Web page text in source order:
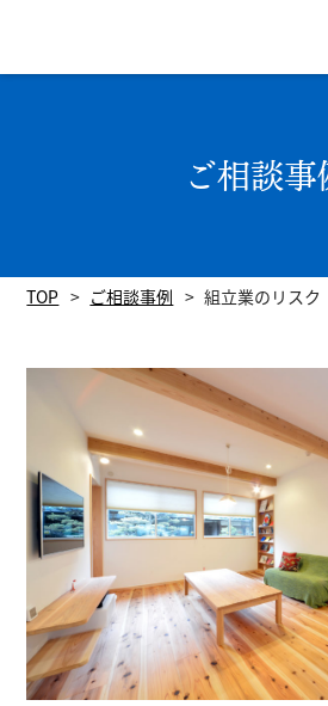
ご相談事
TOP ご相談事例 組立業のリスク